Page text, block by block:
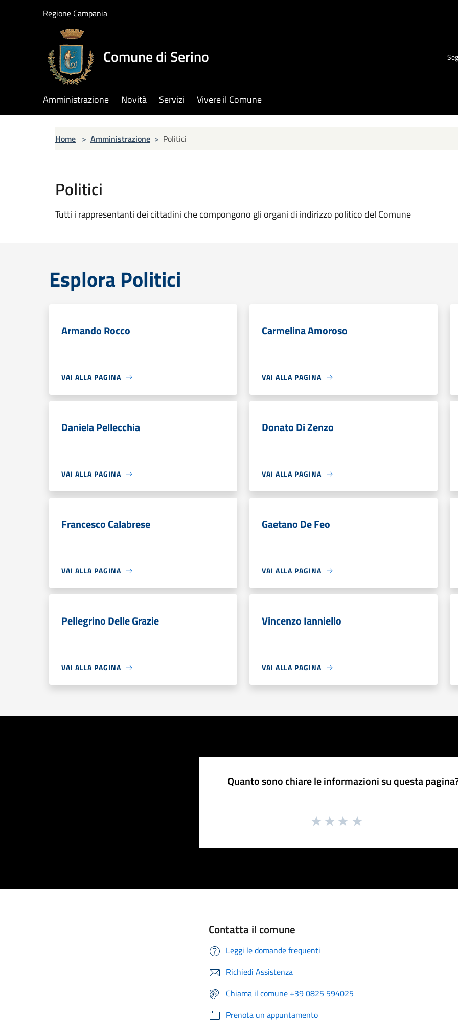
Regione Campania
Comune di Serino
Amministrazione Novità Servizi Vivere il Comune
Home > Amministrazione > Politici
Politici
Tutti i rappresentanti dei cittadini che compongono gli organi di indirizzo politico del Comune
Esplora Politici
Armando Rocco
VAI ALLA PAGINA
Carmelina Amoroso
VAI ALLA PAGINA
Daniela Pellecchia
VAI ALLA PAGINA
Donato Di Zenzo
VAI ALLA PAGINA
Francesco Calabrese
VAI ALLA PAGINA
Gaetano De Feo
VAI ALLA PAGINA
Pellegrino Delle Grazie
VAI ALLA PAGINA
Vincenzo Ianniello
VAI ALLA PAGINA
Quanto sono chiare le informazioni su questa
Contatta il comune
Leggi le domande frequenti
Richiedi Assistenza
Chiama il comune +39 0825 594025
Prenota un appuntamento